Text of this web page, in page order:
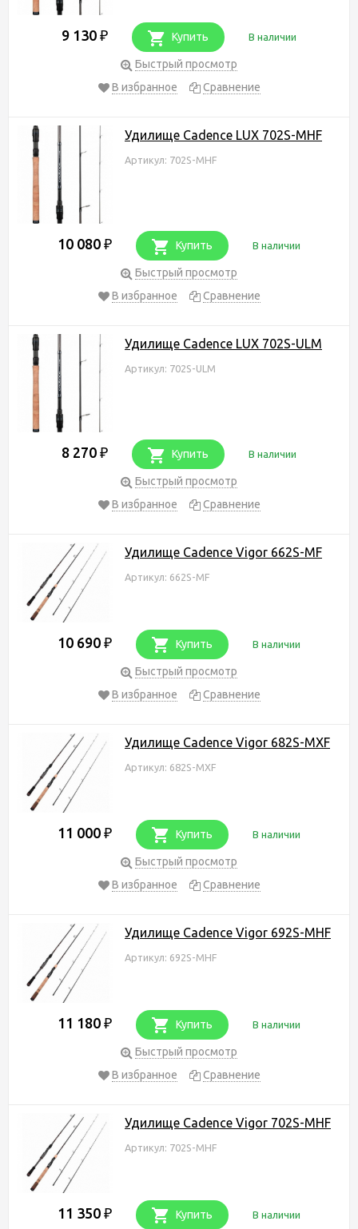
9 130 ₽ Купить В наличии
Быстрый просмотр
В избранное
Сравнение
Удилище Cadence LUX 702S-MHF
Артикул: 702S-MHF
10 080 ₽ Купить В наличии
Быстрый просмотр
В избранное
Сравнение
Удилище Cadence LUX 702S-ULM
Артикул: 702S-ULM
8 270 ₽ Купить В наличии
Быстрый просмотр
В избранное
Сравнение
Удилище Cadence Vigor 662S-MF
Артикул: 662S-MF
10 690 ₽ Купить В наличии
Быстрый просмотр
В избранное
Сравнение
Удилище Cadence Vigor 682S-MXF
Артикул: 682S-MXF
11 000 ₽ Купить В наличии
Быстрый просмотр
В избранное
Сравнение
Удилище Cadence Vigor 692S-MHF
Артикул: 692S-MHF
11 180 ₽ Купить В наличии
Быстрый просмотр
В избранное
Сравнение
Удилище Cadence Vigor 702S-MHF
Артикул: 702S-MHF
11 350 ₽ Купить В наличии